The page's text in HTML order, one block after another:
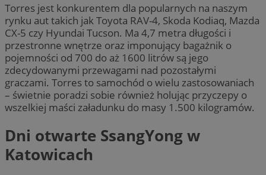
Torres jest konkurentem dla popularnych na naszym
rynku aut takich jak Toyota RAV-4, Skoda Kodiaq, Mazda
CX-5 czy Hyundai Tucson. Ma 4,7 metra długości i
przestronne wnętrze oraz imponujący bagażnik o
pojemności od 700 do aż 1600 litrów są jego
zdecydowanymi przewagami nad pozostałymi
graczami. Torres to samochód o wielu zastosowaniach
– świetnie poradzi sobie również holując przyczepy o
wszelkiej maści załadunku do masy 1.500 kilogramów.
Dni otwarte SsangYong w
Katowicach